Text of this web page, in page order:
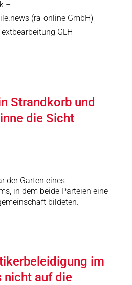
–
(ra-online GmbH) –
GLH
Strandkorb und
die Sicht
der Garten eines
in dem beide Parteien eine
bildeten.
im
nicht auf die